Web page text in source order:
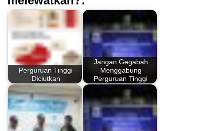
Perguruan Tinggi
Diciutkan
Jangan Gegabah
Menggabung
Perguruan Tinggi